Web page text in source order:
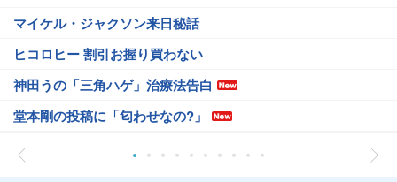
マイケル・ジャクソン来日秘話
ヒコロヒー 割引お握り買わない
神田うの「三角ハゲ」治療法告白
堂本剛の投稿に「匂わせなの?」